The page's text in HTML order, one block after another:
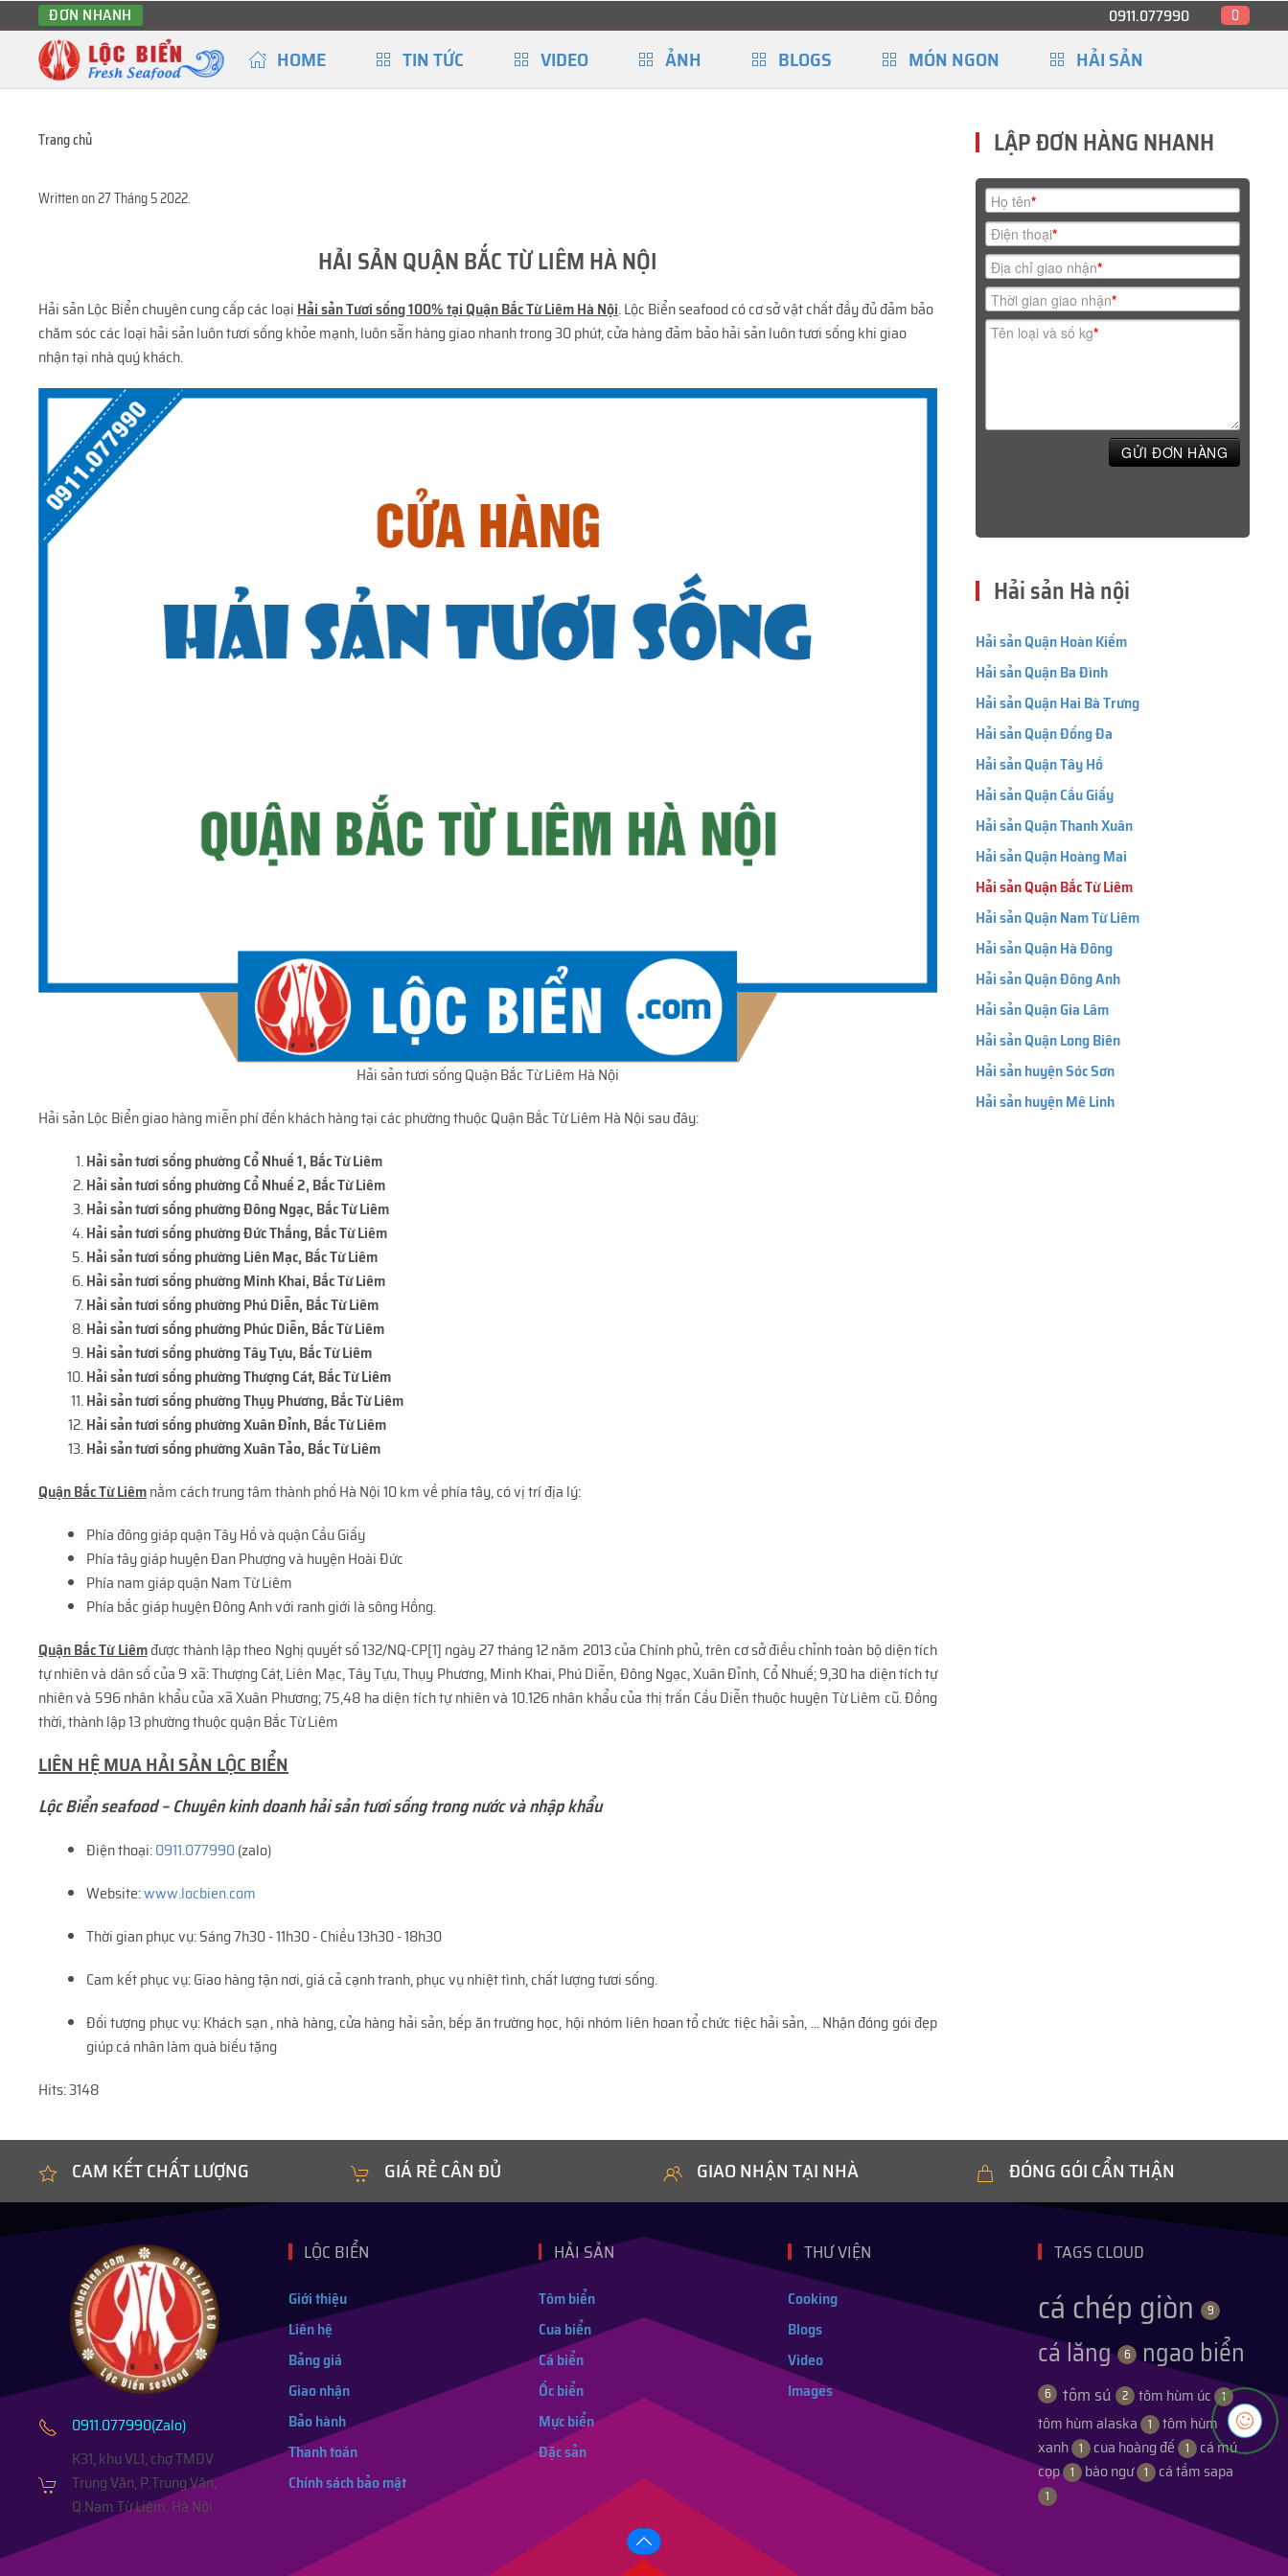
ĐƠN NHANH 0911.077990 0
HOME TIN TỨC VIDEO ẢNH BLOGS MÓN NGON HẢI SẢN
Trang chủ
Written on27 Tháng 5 2022.
HẢI SẢN QUẬN BẮC TỪ LIÊM HÀ NỘI
Hải sản Lộc Biển chuyên cung cấp các loạiHải sản Tươi sống 100% tại Quận Bắc Từ Liêm Hà Nội. Lộc Biển seafood có cơ sở vật chất đầy đủ đảm bảo
chăm sóc các loại hải sản luôn tươi sống khỏe mạnh, luôn sẵn hàng giao nhanh trong 30 phút, cửa hàng đảm bảo hải sản luôn tươi sống khi giao
nhận tại nhà quý khách.
Hải sản tươi sống Quận Bắc Từ Liêm Hà Nội
Hải sản Lộc Biển giao hàng miễn phí đến khách hàng tại các phường thuộc Quận Bắc Từ Liêm Hà Nội sau đây:
Hải sản tươi sống phường Cổ Nhuế 1, Bắc Từ Liêm
Hải sản tươi sống phường Cổ Nhuế 2, Bắc Từ Liêm
Hải sản tươi sống phường Đông Ngạc, Bắc Từ Liêm
Hải sản tươi sống phường Đức Thắng, Bắc Từ Liêm
Hải sản tươi sống phường Liên Mạc, Bắc Từ Liêm
Hải sản tươi sống phường Minh Khai, Bắc Từ Liêm
Hải sản tươi sống phường Phú Diễn, Bắc Từ Liêm
Hải sản tươi sống phường Phúc Diễn, Bắc Từ Liêm
Hải sản tươi sống phường Tây Tựu, Bắc Từ Liêm
Hải sản tươi sống phường Thượng Cát, Bắc Từ Liêm
Hải sản tươi sống phường Thụy Phương, Bắc Từ Liêm
Hải sản tươi sống phường Xuân Đỉnh, Bắc Từ Liêm
Hải sản tươi sống phường Xuân Tảo, Bắc Từ Liêm
Quận Bắc Từ Liêmnằm cách trung tâm thành phố Hà Nội 10 km về phía tây, có vị trí địa lý:
Phía đông giáp quận Tây Hồ và quận Cầu Giấy
Phía tây giáp huyện Đan Phượng và huyện Hoài Đức
Phía nam giáp quận Nam Từ Liêm
Phía bắc giáp huyện Đông Anh với ranh giới là sông Hồng.
Quận Bắc Từ Liêmđược thành lập theo Nghị quyết số 132/NQ-CP[1] ngày 27 tháng 12 năm 2013 của Chính phủ, trên cơ sở điều chỉnh toàn bộ diện tích
tự nhiên và dân số của 9 xã: Thượng Cát, Liên Mạc, Tây Tựu, Thụy Phương, Minh Khai, Phú Diễn, Đông Ngạc, Xuân Đỉnh, Cổ Nhuế; 9,30 ha diện tích tự
nhiên và 596 nhân khẩu của xã Xuân Phương; 75,48 ha diện tích tự nhiên và 10.126 nhân khẩu của thị trấn Cầu Diễn thuộc huyện Từ Liêm cũ. Đồng
thời, thành lập 13 phường thuộc quận Bắc Từ Liêm
LIÊN HỆ MUA HẢI SẢN LỘC BIỂN
Lộc Biển seafood – Chuyên kinh doanh hải sản tươi sống trong nước và nhập khẩu
Điện thoại:0911.077990(zalo)
Website:www.locbien.com
Thời gian phục vụ: Sáng 7h30 - 11h30 - Chiều 13h30 - 18h30
Cam kết phục vụ: Giao hàng tận nơi, giá cả cạnh tranh, phục vụ nhiệt tình, chất lượng tươi sống.
Đối tượng phục vụ: Khách sạn , nhà hàng, cửa hàng hải sản, bếp ăn trường học, hội nhóm liên hoan tổ chức tiệc hải sản, ... Nhận đóng gói đẹp
giúp cá nhân làm quà biếu tặng
Hits: 3148
LẬP ĐƠN HÀNG NHANH
Họ tên*
Điện thoại*
Địa chỉ giao nhận*
Thời gian giao nhận*
Tên loại và số kg*
GỬI ĐƠN HÀNG
Hải sản Hà nội
Hải sản Quận Hoàn Kiếm
Hải sản Quận Ba Đình
Hải sản Quận Hai Bà Trưng
Hải sản Quận Đống Đa
Hải sản Quận Tây Hồ
Hải sản Quận Cầu Giấy
Hải sản Quận Thanh Xuân
Hải sản Quận Hoàng Mai
Hải sản Quận Bắc Từ Liêm
Hải sản Quận Nam Từ Liêm
Hải sản Quận Hà Đông
Hải sản Quận Đông Anh
Hải sản Quận Gia Lâm
Hải sản Quận Long Biên
Hải sản huyện Sóc Sơn
Hải sản huyện Mê Linh
CAM KẾT CHẤT LƯỢNG GIÁ RẺ CÂN ĐỦ GIAO NHẬN TẠI NHÀ ĐÓNG GÓI CẨN THẬN
0911.077990(Zalo)
K31, khu VL1, chợ TMDV
Trung Văn, P.Trung Văn,
Q.Nam Từ Liêm, Hà Nội
LỘC BIỂN
Giới thiệu
Liên hệ
Bảng giá
Giao nhận
Bảo hành
Thanh toán
Chính sách bảo mật
HẢI SẢN
Tôm biển
Cua biển
Cá biển
Ốc biển
Mực biển
Đặc sản
THƯ VIỆN
Cooking
Blogs
Video
Images
TAGS CLOUD
cá chép giòn 9
cá lăng 6 ngao biển
6 tôm sú 2 tôm hùm úc 1
tôm hùm alaska 1
tôm hùm
xanh 1 cua hoàng đế 1
cá mú
cọp 1 bào ngư 1 cá tầm sapa
1